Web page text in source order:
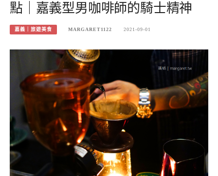
點｜嘉義型男咖啡師的騎士精神
嘉義｜旅遊美食 MARGARET1122 2021-09-01